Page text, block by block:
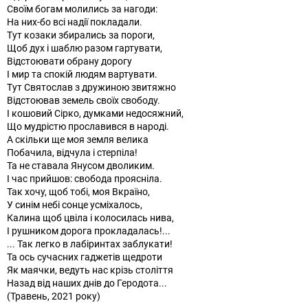
Своїм богам молились за нагоди:
На них-бо всі надії покладали.
Тут козаки збирались за пороги,
Щоб дух і шаблю разом гартувати,
Відстоювати обрану дорогу
І мир та спокій людям вартувати.
Тут Святослав з дружиною звитяжно
Відстоював земель своїх свободу.
І кошовий Сірко, думками недосяжний,
Що мудрістю прославився в народі.
А скільки ще моя земля велика
Побачила, відчула і стерпіла!
Та не ставала Янусом дволиким.
І час прийшов: свобода проясніла.
Так хочу, щоб тобі, моя Вкраїно,
У синім небі сонце усміхалось,
Калина щоб цвіла і колосилась нива,
І рушником дорога прокладалась!...
... Так легко в лабіринтах заблукати!
Та ось сучасних гаджетів щедроти
Як маячки, ведуть нас крізь століття
Назад від наших днів до Геродота...
(Травень, 2021 року)